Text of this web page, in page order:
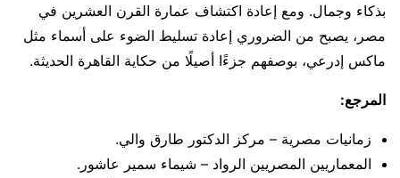
بذكاء وجمال. ومع إعادة اكتشاف عمارة القرن العشرين في
مصر، يصبح من الضروري إعادة تسليط الضوء على أسماء مثل
ماكس إدرعي، بوصفهم جزءًا أصيلًا من حكاية القاهرة الحديثة.
المرجع:
زمانيات مصرية – مركز الدكتور طارق والي.
المعماريين المصريين الرواد – شيماء سمير عاشور.